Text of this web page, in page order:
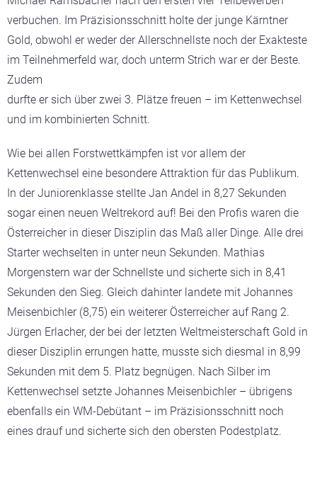
verbuchen. Im Präzisionsschnitt holte der junge Kärntner
Gold, obwohl er weder der Allerschnellste noch der Exakteste
im Teilnehmerfeld war, doch unterm Strich war er der Beste.
Zudem
durfte er sich über zwei 3. Plätze freuen – im Kettenwechsel
und im kombinierten Schnitt.
Wie bei allen Forstwettkämpfen ist vor allem der
Kettenwechsel eine besondere Attraktion für das Publikum.
In der Juniorenklasse stellte Jan Andel in 8,27 Sekunden
sogar einen neuen Weltrekord auf! Bei den Profis waren die
Österreicher in dieser Disziplin das Maß aller Dinge. Alle drei
Starter wechselten in unter neun Sekunden. Mathias
Morgenstern war der Schnellste und sicherte sich in 8,41
Sekunden den Sieg. Gleich dahinter landete mit Johannes
Meisenbichler (8,75) ein weiterer Österreicher auf Rang 2.
Jürgen Erlacher, der bei der letzten Weltmeisterschaft Gold in
dieser Disziplin errungen hatte, musste sich diesmal in 8,99
Sekunden mit dem 5. Platz begnügen. Nach Silber im
Kettenwechsel setzte Johannes Meisenbichler – übrigens
ebenfalls ein WM-Debütant – im Präzisionsschnitt noch
eines drauf und sicherte sich den obersten Podestplatz.